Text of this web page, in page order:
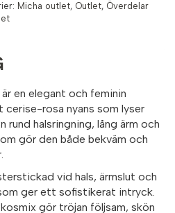
Micha outlet, Outlet, Överdelar
en elegant och feminin
rosa nyans som lyser
rund halsringning, lång ärm och
gör den både bekväm och
vid hals, ärmslut och
ger ett sofistikerat intryck.
gör tröjan följsam, skön